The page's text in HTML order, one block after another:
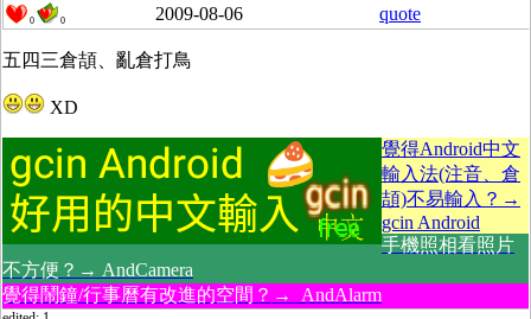
0 0 2009-08-06 quote
五四三倉頡、亂倉打鳥
XD
覺得Android中文
輸入法(注音、倉
頡)不易輸入？→
gcin Android
手機照相看照片
不方便？→ AndCamera
覺得鬧鐘/行事曆有改進的空間？→ AndAlarm